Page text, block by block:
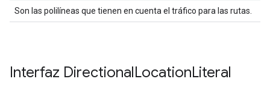
Son las polilíneas que tienen en cuenta el tráfico para las rutas.
Interfaz DirectionalLocationLiteral